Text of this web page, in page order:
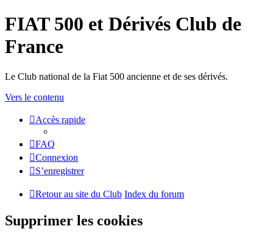
FIAT 500 et Dérivés Club de
France
Le Club national de la Fiat 500 ancienne et de ses dérivés.
Vers le contenu
Accès rapide
FAQ
Connexion
S’enregistrer
Retour au site du Club Index du forum
Supprimer les cookies